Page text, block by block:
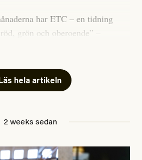
har ETC – en tidning
grön och oberoende” –
det att vara en ”röd, grön och
Och vad är egentligen bra
infiltratör”. Enligt ingressen
hela artikeln
2 weeks sedan